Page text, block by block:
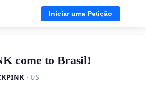
Iniciar uma Petição
come to Brasil!
· US